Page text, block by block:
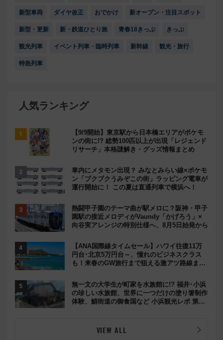
新型車両 ダイヤ改正 おでかけ 新オープン・注目スポット
新型・更新 新・鉄道ひとり旅 青春18きっぷ きっぷ
観光列車 イベント列車・臨時列車 新幹線 観光・旅行
特急列車
人気ランキング
【9/9開始】東京駅から日本橋エリアがポケモ
ンの街に!? 総勢100匹以上が出現「レジェンド
リサーチ」本格謎解き・グッズ情報まとめ
車内にメタモン出現？ みなとみらい線×ポケモ
ン「ブクブクうみぞこの街」ラッピング電車が
運行開始に！ この夏は直通列車で横浜へ！
熱闘甲子園のテーマ曲が駅メロに？阪神・甲子
園駅の接近メロディがVaundy「かげろう」×
向谷実アレンジの特別仕様へ、8月5日始発から
【ANA国際線タイムセール】ハワイ往復11万
円台･北京5万円台～、憧れのビジネスクラス
も！来春のGW旅行まで狙える激アツ路線まと
無一文の大学生が町家を水族館に!? 福井･小浜
の珍しい水族館、世界に一つだけの塗り箸制作
体験、鯖街道の御食国など 小浜観光レポ 第2
VIEW ALL